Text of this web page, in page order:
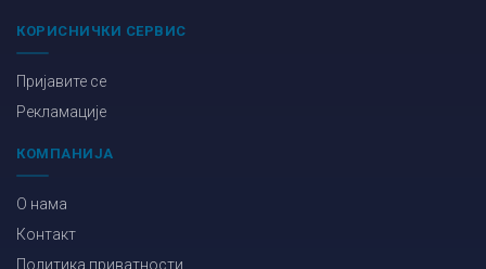
КОРИСНИЧКИ СЕРВИС
Пријавите се
Рекламације
КОМПАНИЈА
О нама
Контакт
Политика приватности